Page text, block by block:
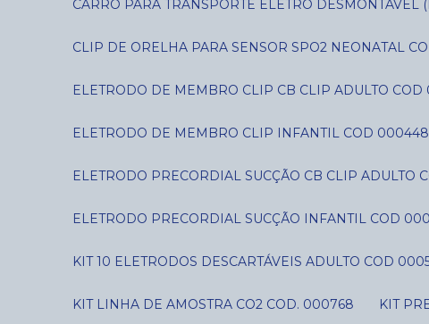
CARRO PARA TRANSPORTE ELETRO
CLIP DE ORELHA PARA SENSOR SPO2 NEONATAL
ELETRODO DE MEMBRO CLIP CB CLIP ADULTO
ELETRODO DE MEMBRO CLIP INFANTIL COD 000448
ELETRODO PRECORDIAL SUCÇÃO CB CLIP ADULTO
ELETRODO PRECORDIAL SUCÇÃO INFANTIL COD
KIT 10 ELETRODOS DESCARTÁVEIS ADULTO COD
KIT LINHA DE AMOSTRA CO2 COD. 000768 KIT